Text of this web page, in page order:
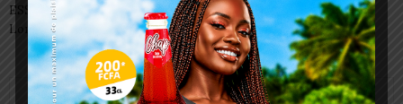
ESSAL 2026 : les admissibles convoqués pour la visite médicale à
Lomé
août 2026
M M J V S D